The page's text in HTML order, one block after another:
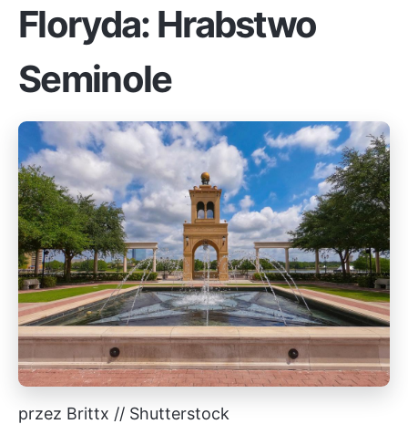
Floryda: Hrabstwo
Seminole
przez Brittx // Shutterstock